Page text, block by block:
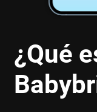
¿Qué